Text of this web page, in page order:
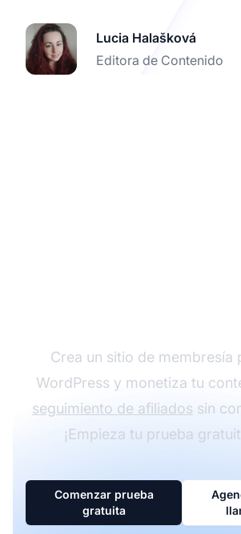
Lucia Halašková
Editora de Contenido
Crea un sitio de membresía
WordPress y monetiza tu
seguimiento de afiliados sin
¡Empieza tu prueba
Comenzar prueba
gratuita